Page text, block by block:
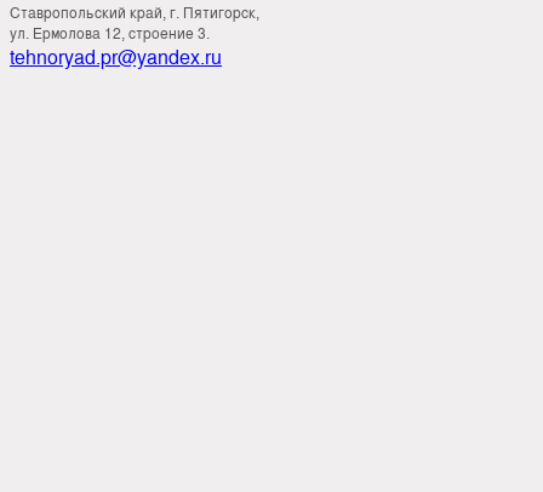
Ставропольский край, г. Пятигорск,
ул. Ермолова 12, строение 3.
tehnoryad.pr@yandex.ru